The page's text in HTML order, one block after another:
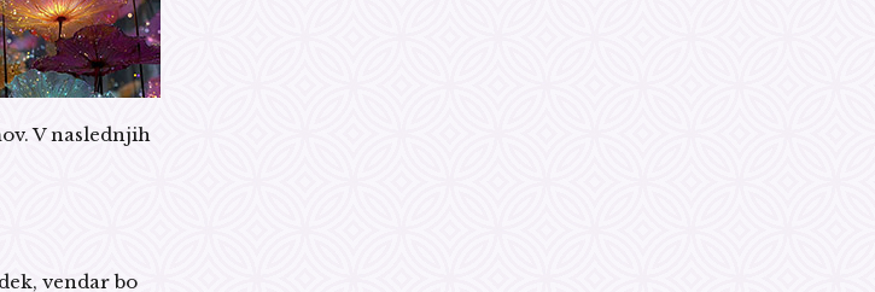
V naslednjih
vendar bo